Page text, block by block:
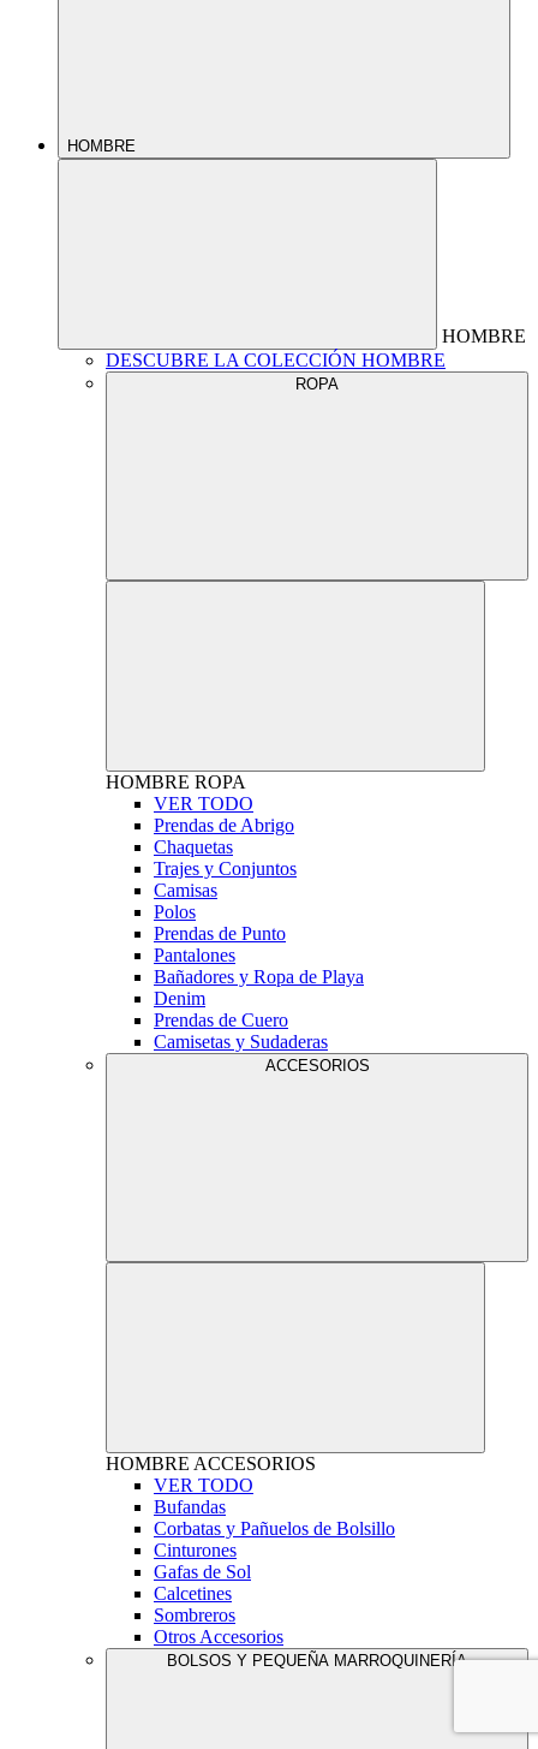
HOMBRE
HOMBRE
DESCUBRE LA COLECCIÓN HOMBRE
ROPA
HOMBRE ROPA
VER TODO
Prendas de Abrigo
Chaquetas
Trajes y Conjuntos
Camisas
Polos
Prendas de Punto
Pantalones
Bañadores y Ropa de Playa
Denim
Prendas de Cuero
Camisetas y Sudaderas
ACCESORIOS
HOMBRE ACCESORIOS
VER TODO
Bufandas
Corbatas y Pañuelos de Bolsillo
Cinturones
Gafas de Sol
Calcetines
Sombreros
Otros Accesorios
BOLSOS Y PEQUEÑA MARROQUINERÍA